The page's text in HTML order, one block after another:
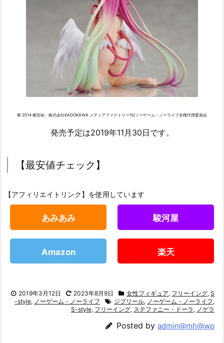
© 2014 榎宮祐・株式会社KADOKAWA メディアファクトリー刊/ノーゲーム・ノーライフ全権代理委員会
発売予定は2019年11月30日です。
【最安値チェック】
【アフィリエイトリンク】を使用しています
あみあみ 駿河屋
Amazon 楽天
2019年3月12日 2023年8月9日 女性フィギュア, フリーイング, S
-style, ノーゲーム・ノーライフ ジブリール, ノーゲーム・ノーライフ,
S-style, フリーイング, ステファニー・ドーラ , ノゲラ
Posted by admin@mh@wp